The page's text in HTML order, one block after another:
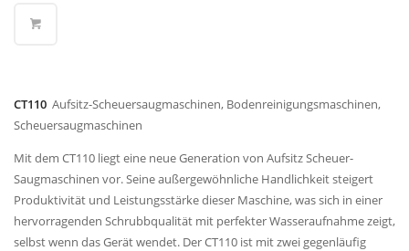
CT110 Aufsitz-Scheuersaugmaschinen, Bodenreinigungsmaschinen,
Scheuersaugmaschinen
Mit dem CT110 liegt eine neue Generation von Aufsitz Scheuer-
Saugmaschinen vor. Seine außergewöhnliche Handlichkeit steigert
Produktivität und Leistungsstärke dieser Maschine, was sich in einer
hervorragenden Schrubbqualität mit perfekter Wasseraufnahme zeigt,
selbst wenn das Gerät wendet. Der CT110 ist mit zwei gegenläufig